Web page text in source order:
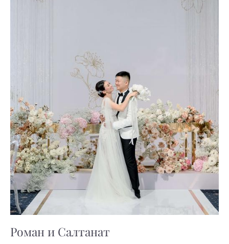
Роман и Салтанат